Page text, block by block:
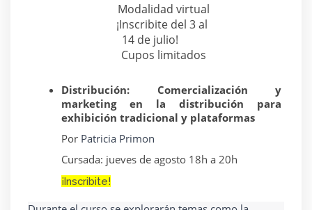
Modalidad virtual
¡Inscribite del 3 al
14 de julio!
Cupos limitados
Distribución: Comercialización y
marketing en la distribución para
exhibición tradicional y plataformas
Por Patricia Primon
Cursada: jueves de agosto 18h a 20h
¡Inscribite!